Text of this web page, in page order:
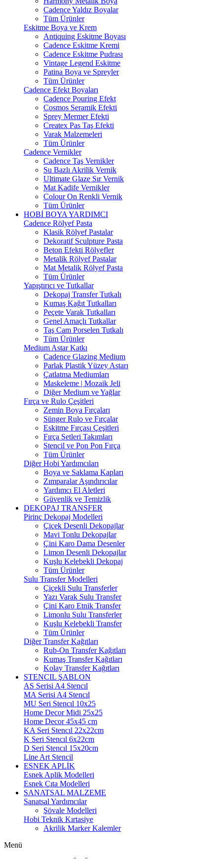
Cadence Yaldız Boyalar
Tüm Ürünler
Eskitme Boya ve Krem
Antiquing Eskitme Boyası
Cadence Eskitme Kremi
Cadence Eskitme Pudrası
Vintage Legend Eskitme
Patina Boya ve Spreyler
Tüm Ürünler
Cadence Efekt Boyaları
Cadence Pouring Efekt
Cosmos Seramik Efekti
Sprey Mermer Efekti
Createx Pas Taş Efekti
Varak Malzemeleri
Tüm Ürünler
Cadence Vernikler
Cadence Taş Vernikler
Su Bazlı Akrilik Vernik
Ultimate Glaze Sır Vernik
Mat Kadife Vernikler
Colour On Renkli Vernik
Tüm Ürünler
HOBİ BOYA YARDIMCI
Cadence Rölyef Pasta
Klasik Rölyef Pastalar
Dekoratif Sculpture Pasta
Beton Efekti Rölyefler
Metalik Rölyef Pastalar
Mat Metalik Rölyef Pasta
Tüm Ürünler
Yapıştırıcı ve Tutkallar
Dekopaj Transfer Tutkalı
Kumaş Kağıt Tutkalları
Peçete Varak Tutkalları
Genel Amaçlı Tutkallar
Taş Cam Porselen Tutkalı
Tüm Ürünler
Medium Astar Katkı
Cadence Glazing Medium
Parlak Plastik Yüzey Astarı
Çatlatma Mediumları
Maskeleme | Mozaik Jeli
Diğer Medium ve Yağlar
Fırça ve Rulo Çeşitleri
Zemin Boya Fırçaları
Sünger Rulo ve Fırçalar
Eskitme Fırçası Çeşitleri
Fırça Setleri Takımları
Stencil ve Pon Pon Fırça
Tüm Ürünler
Diğer Hobi Yardımcıları
Boya ve Saklama Kapları
Zımparalar Aşındırıcılar
Yardımcı El Aletleri
Güvenlik ve Temizlik
DEKOPAJ TRANSFER
Pirinç Dekopaj Modelleri
Çiçek Desenli Dekopajlar
Mavi Tonlu Dekopajlar
Çini Karo Dama Desenler
Limon Desenli Dekopajlar
Kuşlu Kelebekli Dekopaj
Tüm Ürünler
Sulu Transfer Modelleri
Çiçekli Sulu Transferler
Yazı Varak Sulu Transfer
Çini Karo Etnik Transfer
Limonlu Sulu Transferler
Kuşlu Kelebekli Transfer
Tüm Ürünler
Diğer Transfer Kağıtları
Rub-On Transfer Kağıtları
Kumaş Transfer Kağıtları
Kolay Transfer Kağıtları
STENCIL ŞABLON
AS Serisi A4 Stencıl
MA Serisi A4 Stencıl
MU Seri Stencıl 10x25
Home Decor Midi 25x25
Home Decor 45x45 cm
KA Seri Stencıl 22x22cm
K Seri Stencıl 6x22cm
D Seri Stencıl 15x20cm
Line Art Stencil
ESNEK APLİK
Esnek Aplik Modelleri
Esnek Çıta Modelleri
SANATSAL MALZEME
Sanatsal Yardımcılar
Şövale Modelleri
Hobi Teknik Kırtasiye
Akrilik Marker Kalemler
Menü